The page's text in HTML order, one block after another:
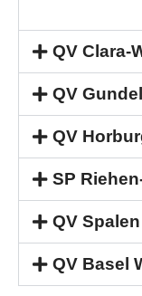
QV Clara-
QV
QV
SP
QV Spalen
QV Basel